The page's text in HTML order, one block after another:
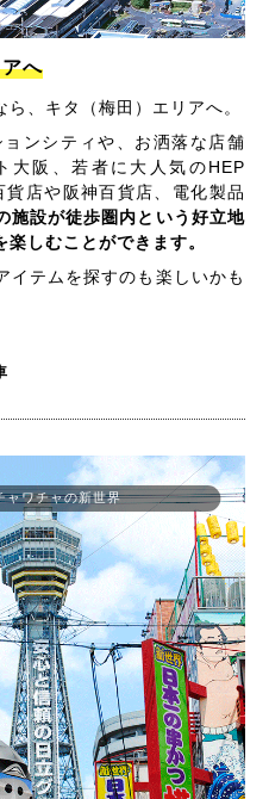
へ
、キタ（梅田）エリアへ。
ンシティや、お洒落な店舗
大阪、若者に大人気のHEP
貨店や阪神百貨店、電化製品
施設が徒歩圏内という好立地
しむことができます。
イテムを探すのも楽しいかも
ャワチャの新世界